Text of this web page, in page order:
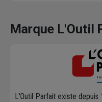
Marque L'Outil
L'Outil Parfait existe